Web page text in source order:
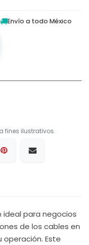
Envío a todo México
fines ilustrativos.
ideal para negocios
de los cables en
Este